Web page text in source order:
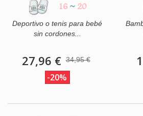
16 ~ 20
Deportivo o tenis para bebé
sin cordones...
27,96 € 34,95 €
-20%